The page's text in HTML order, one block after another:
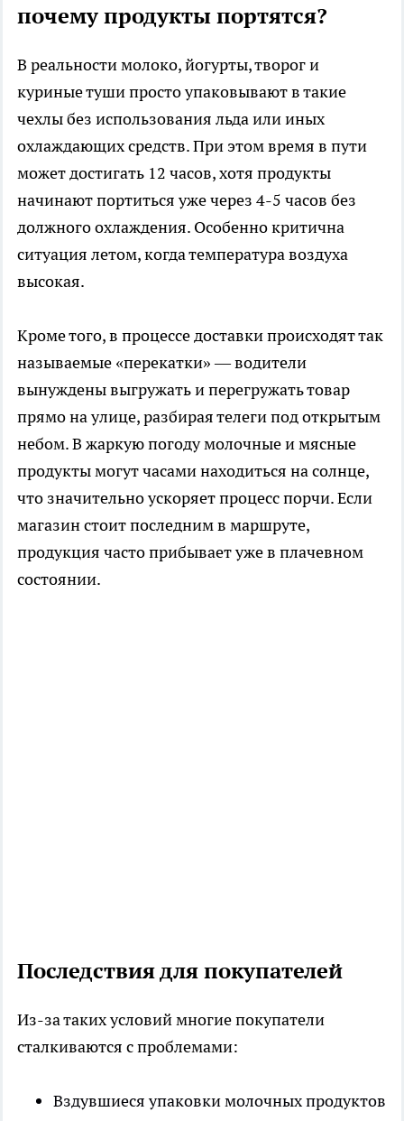
почему продукты портятся?
В реальности молоко, йогурты, творог и
куриные туши просто упаковывают в такие
чехлы без использования льда или иных
охлаждающих средств. При этом время в пути
может достигать 12 часов, хотя продукты
начинают портиться уже через 4-5 часов без
должного охлаждения. Особенно критична
ситуация летом, когда температура воздуха
высокая.
Кроме того, в процессе доставки происходят так
называемые «перекатки» — водители
вынуждены выгружать и перегружать товар
прямо на улице, разбирая телеги под открытым
небом. В жаркую погоду молочные и мясные
продукты могут часами находиться на солнце,
что значительно ускоряет процесс порчи. Если
магазин стоит последним в маршруте,
продукция часто прибывает уже в плачевном
состоянии.
Последствия для покупателей
Из-за таких условий многие покупатели
сталкиваются с проблемами:
Вздувшиеся упаковки молочных продуктов